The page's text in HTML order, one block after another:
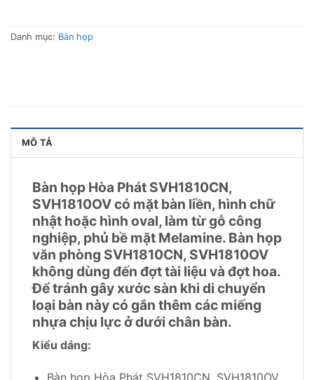
Danh mục: Bàn họp
MÔ TẢ
Bàn họp Hòa Phát SVH1810CN,
SVH1810OV có mặt bàn liền, hình chữ
nhật hoặc hình oval, làm từ gỗ công
nghiệp, phủ bề mặt Melamine. Bàn họp
văn phòng SVH1810CN, SVH1810OV
không dùng đến đợt tài liệu và đợt hoa.
Để tránh gây xước sàn khi di chuyển
loại bàn này có gắn thêm các miếng
nhựa chịu lực ở dưới chân bàn.
Kiểu dáng: